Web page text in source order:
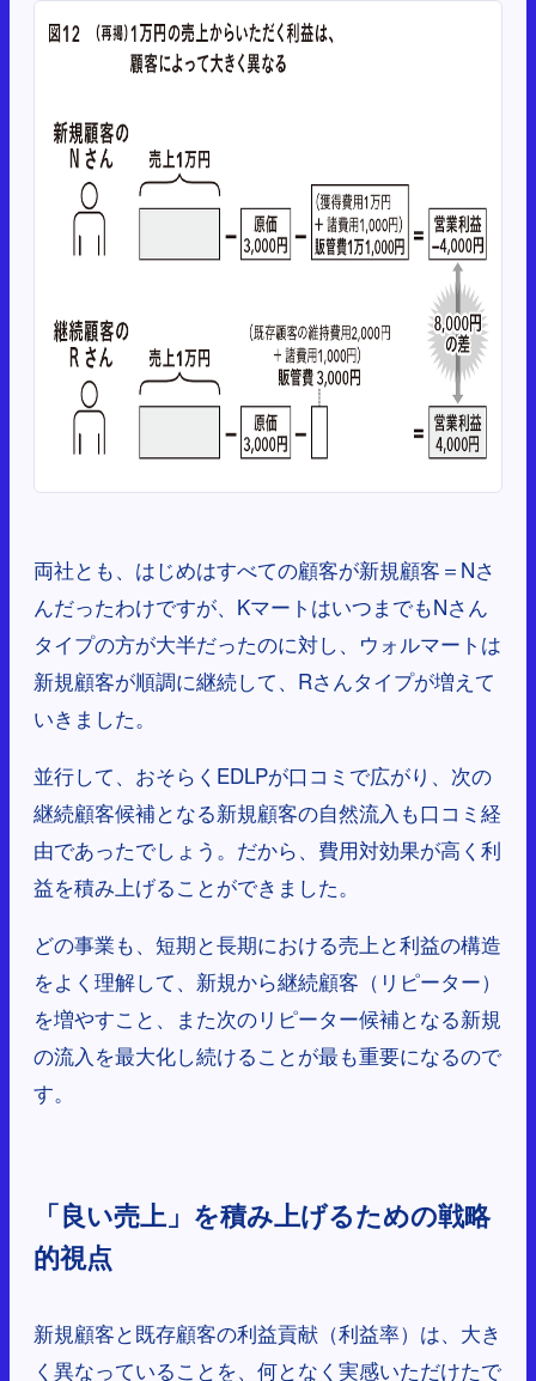
両社とも、はじめはすべての顧客が新規顧客＝Nさ
んだったわけですが、KマートはいつまでもNさん
タイプの方が大半だったのに対し、ウォルマートは
新規顧客が順調に継続して、Rさんタイプが増えて
いきました。
並行して、おそらくEDLPが口コミで広がり、次の
継続顧客候補となる新規顧客の自然流入も口コミ経
由であったでしょう。だから、費用対効果が高く利
益を積み上げることができました。
どの事業も、短期と長期における売上と利益の構造
をよく理解して、新規から継続顧客（リピーター）
を増やすこと、また次のリピーター候補となる新規
の流入を最大化し続けることが最も重要になるので
す。
「良い売上」を積み上げるための戦略
的視点
新規顧客と既存顧客の利益貢献（利益率）は、大き
く異なっていることを、何となく実感いただけたで